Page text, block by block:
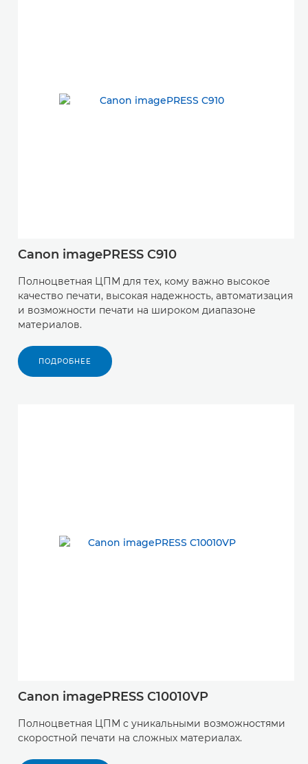
Canon imagePRESS C910
Полноцветная ЦПМ для тех, кому важно высокое
качество печати, высокая надежность, автоматизация
и возможности печати на широком диапазоне
материалов.
ПОДРОБНЕЕ
Canon imagePRESS C10010VP
Полноцветная ЦПМ с уникальными возможностями
скоростной печати на сложных материалах.